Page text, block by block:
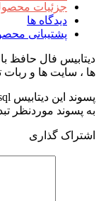
جزئیات
دیدگاه ها
پشتیبانی
ها ، سایت ها و ربات
به پسوند موردنظر
اشتراک گذاری